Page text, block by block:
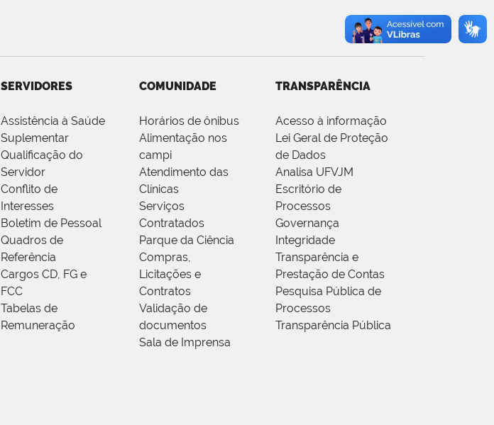
SERVIDORES
Assistência à Saúde
Suplementar
Qualificação do
Servidor
Conflito de
Interesses
Boletim de Pessoal
Quadros de
Referência
Cargos CD, FG e
FCC
Tabelas de
Remuneração
COMUNIDADE
Horários de ônibus
Alimentação nos
campi
Atendimento das
Clínicas
Serviços
Contratados
Parque da Ciência
Compras,
Licitações e
Contratos
Validação de
documentos
Sala de Imprensa
TRANSPARÊNCIA
Acesso à informação
Lei Geral de Proteção
de Dados
Analisa UFVJM
Escritório de
Processos
Governança
Integridade
Transparência e
Prestação de Contas
Pesquisa Pública de
Processos
Transparência Pública